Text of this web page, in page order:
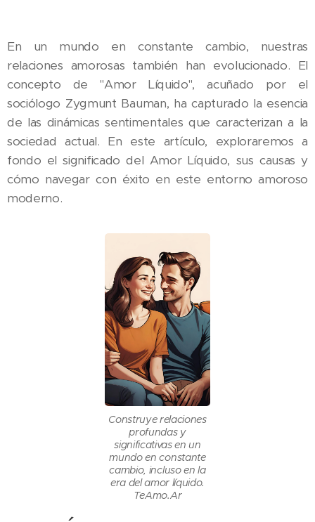
En un mundo en constante cambio, nuestras
relaciones amorosas también han evolucionado. El
concepto de "Amor Líquido", acuñado por el
sociólogo Zygmunt Bauman, ha capturado la esencia
de las dinámicas sentimentales que caracterizan a la
sociedad actual. En este artículo, exploraremos a
fondo el significado del Amor Líquido, sus causas y
cómo navegar con éxito en este entorno amoroso
moderno.
Construye relaciones
profundas y
significativas en un
mundo en constante
cambio, incluso en la
era del amor líquido.
TeAmo.Ar